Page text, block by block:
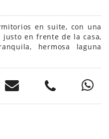
en suite, con una
en frente de la casa,
hermosa laguna